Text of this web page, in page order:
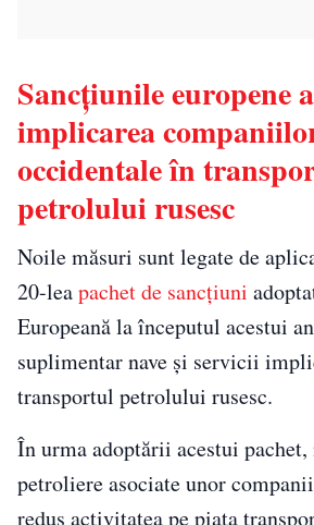
Sancțiunile europene
implicarea
occidentale în
petrolului rusesc
Noile măsuri sunt legate de
20-leapachet de sancțiuni
Europeană la începutul acestui
suplimentar nave și servicii
transportul petrolului rusesc.
În urma adoptării acestui
petroliere asociate unor
redus activitatea pe piața